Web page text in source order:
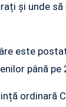
și unde
este
până pe
ordinară